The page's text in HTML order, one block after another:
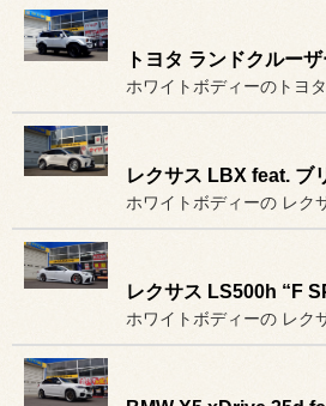
ホワイトボディーの レク